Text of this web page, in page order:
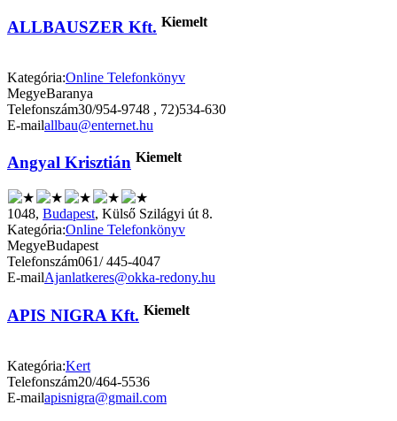
ALLBAUSZER Kft. Kiemelt
Kategória:Online Telefonkönyv
MegyeBaranya
Telefonszám30/954-9748 , 72)534-630
E-mailallbau@enternet.hu
Angyal Krisztián Kiemelt
1048, Budapest, Külső Szilágyi út 8.
Kategória:Online Telefonkönyv
MegyeBudapest
Telefonszám061/ 445-4047
E-mailAjanlatkeres@okka-redony.hu
APIS NIGRA Kft. Kiemelt
Kategória:Kert
Telefonszám20/464-5536
E-mailapisnigra@gmail.com